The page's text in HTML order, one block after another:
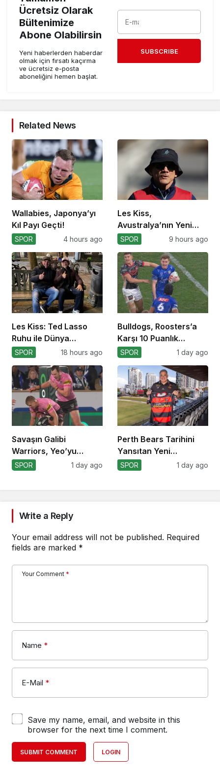
Ücretsiz Olarak
Bültenimize
Abone Olabilirsin
Yeni haberlerden haberdar
olmak için fırsatı kaçırma
ve ücretsiz e-posta
aboneliğini hemen başlat.
SUBSCRIBE
Related News
Wallabies, Japonya’yı
Kıl Payı Geçti!
SPOR 4 hours ago
Les Kiss,
Avustralya’nın Yeni
Koçu Olarak Debüt
SPOR 9 hours ago
Les Kiss: Ted Lasso
Ruhu ile Dünya
Kupası’na
SPOR 18 hours ago
Bulldogs, Roosters’a
Karşı 10 Puanlık
Avantajı Yitirdi
SPOR 1 day ago
Savaşın Galibi
Warriors, Yeo’yu
Kaybetti!
SPOR 1 day ago
Perth Bears Tarihini
Yansıtan Yeni
Formasını Tanıttı
SPOR 1 day ago
Write a Reply
Your email address will not be published. Required
fields are marked *
Your Comment *
Name *
E-Mail *
Save my name, email, and website in this
browser for the next time I comment.
SUBMIT COMMENT LOGIN